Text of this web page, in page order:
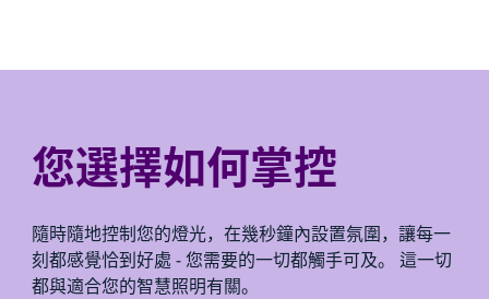
您選擇如何掌控
隨時隨地控制您的燈光，在幾秒鐘內設置氛圍，讓每一
刻都感覺恰到好處 - 您需要的一切都觸手可及。 這一切
都與適合您的智慧照明有關。